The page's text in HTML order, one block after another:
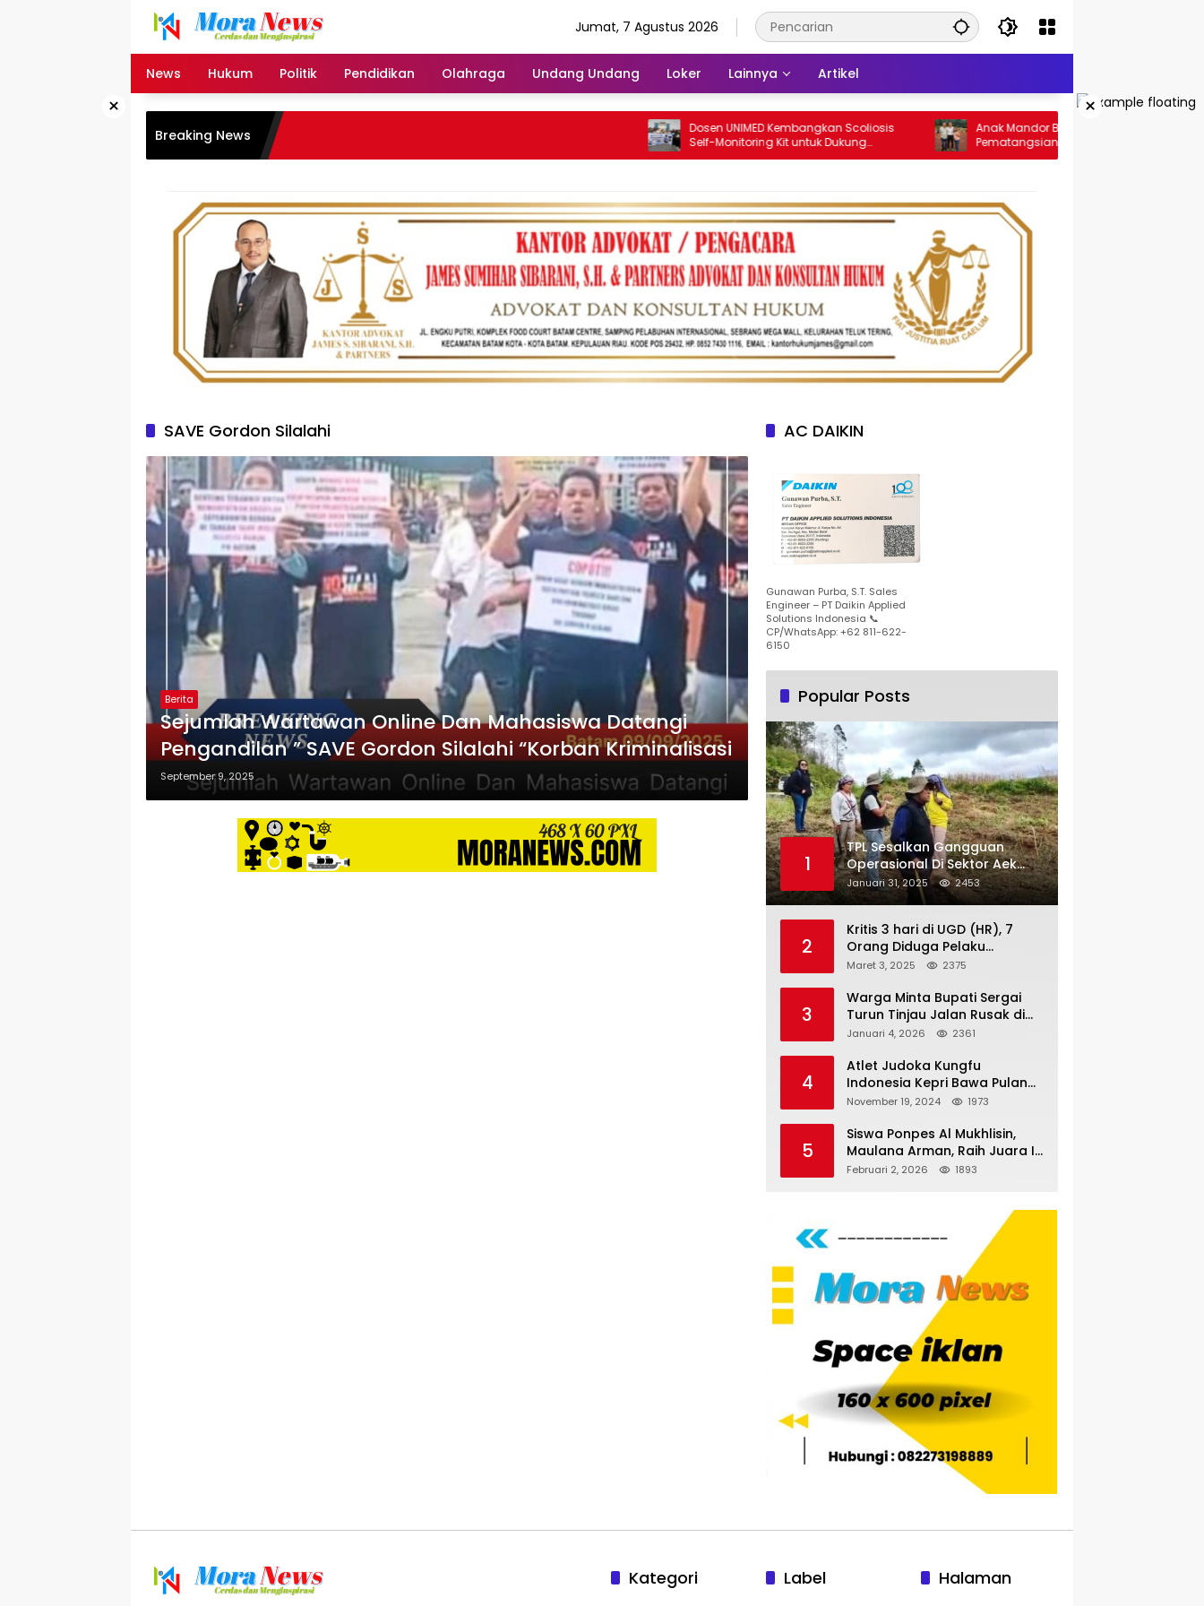
Jumat, 7 Agustus 2026
News Hukum Politik Pendidikan Olahraga Undang Undang Loker Lainnya Artikel
× ×
Breaking News
Dosen UNIMED Kembangkan Scoliosis
Self-Monitoring Kit untuk Dukung
Pemantauan Mandiri Pasien Scoliosis
Anak Mandor Bus Travel Andalas di
Pematangsiantar, Christian Antonio Sirait
Lulus Akmil AD 2026
SAVE Gordon Silalahi
Berita
Sejumlah Wartawan Online Dan Mahasiswa Datangi
Pengandilan ” SAVE Gordon Silalahi “Korban Kriminalisasi
September 9, 2025
AC DAIKIN
Gunawan Purba, S.T. Sales
Engineer – PT Daikin Applied
Solutions Indonesia 📞
CP/WhatsApp: +62 811-622-
6150
Popular Posts
1
TPL Sesalkan Gangguan
Operasional Di Sektor Aek
Nauli
Januari 31, 2025 2453
2
Kritis 3 hari di UGD (HR), 7
Orang Diduga Pelaku
Pengeroyokan di Lift KTV
Kantor Hukum JAP
Pertanyakan Kinerja Polresta
Tanjungpinang
Maret 3, 2025 2375
3
Warga Minta Bupati Sergai
Turun Tinjau Jalan Rusak di
Dusun 4 Desa Sei Periuk
Januari 4, 2026 2361
4
Atlet Judoka Kungfu
Indonesia Kepri Bawa Pulang
11 Medali Pra Fornas bogor, 3
November 19, 2024 1973
5
Siswa Ponpes Al Mukhlisin,
Maulana Arman, Raih Juara I
Taekwondo Junior Putra di
Februari 2, 2026 1893
Kategori Label Halaman